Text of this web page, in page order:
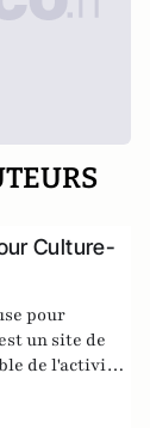
Culture-
pour
est un site de
de l'activité
opéras,
expos,